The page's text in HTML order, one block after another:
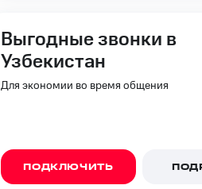
Выгодные звонки в
Узбекистан
Для экономии во время общения
ПОДКЛЮЧИТЬ